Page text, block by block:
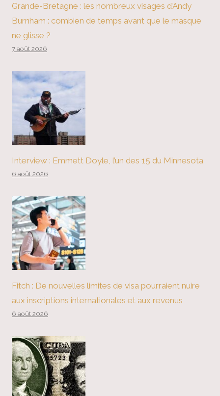
Grande-Bretagne : les nombreux visages d’Andy
Burnham : combien de temps avant que le masque
ne glisse ?
7 août 2026
Interview : Emmett Doyle, l’un des 15 du Minnesota
6 août 2026
Fitch : De nouvelles limites de visa pourraient nuire
aux inscriptions internationales et aux revenus
6 août 2026